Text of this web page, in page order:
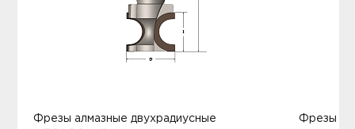
Фрезы алмазные двухрадиусные
Фрезы